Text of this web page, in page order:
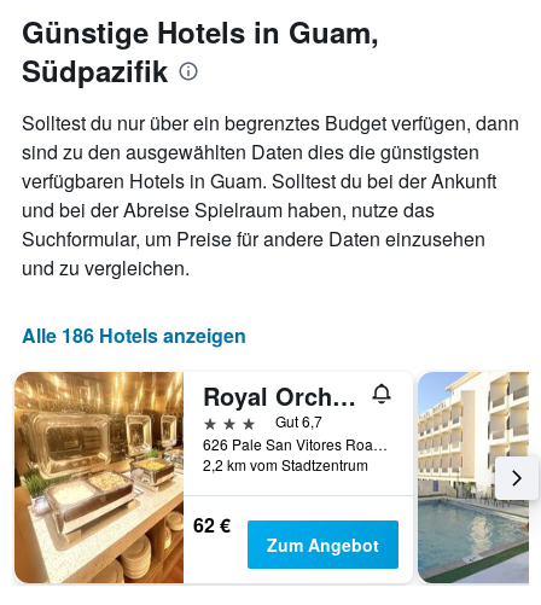
Zimmerpreis
näher
das
Aufenthaltsdatum
rückt.
Diagramm
hat
1
X-
Achse,
die
die
Tage
dem
Aufenthalt
anzeigt
Das
Diagramm
hat
1
Y-
Achse,
die
Günstige Hotels in Guam,
Südpazifik
Solltest du nur über ein begrenztes Budget verfügen, dann
sind zu den ausgewählten Daten dies die günstigsten
verfügbaren Hotels in Guam. Solltest du bei der Ankunft
und bei der Abreise Spielraum haben, nutze das
Suchformular, um Preise für andere Daten einzusehen
und zu vergleichen.
Alle 186 Hotels anzeigen
Royal Orchid Guam Hotel
3 Sterne
Gut 6,7
626 Pale San Vitores Road, Tamuning, Guam
2,2 km vom Stadtzentrum
62 €
Zum Angebot